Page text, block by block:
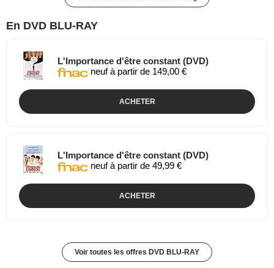
En DVD BLU-RAY
L'Importance d'être constant (DVD)
neuf à partir de 149,00 €
ACHETER
L'Importance d'être constant (DVD)
neuf à partir de 49,99 €
ACHETER
Voir toutes les offres DVD BLU-RAY